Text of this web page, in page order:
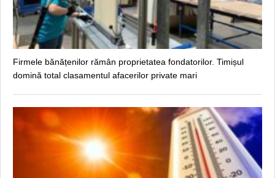
Firmele bănățenilor rămân proprietatea fondatorilor. Timișul
domină total clasamentul afacerilor private mari